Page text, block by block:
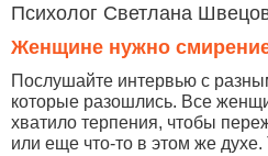
Психолог Светлана
Женщине нужно
Послушайте интервью с
которые разошлись. Все
хватило терпения, чтобы
или еще что-то в этом же